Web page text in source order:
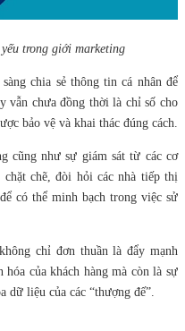
trong giới marketing
chia sẻ thông tin cá nhân để
vẫn chưa đồng thời là chỉ số cho
bảo vệ và khai thác đúng cách.
cũng như sự giám sát từ các cơ
chẽ, đòi hỏi các nhà tiếp thị
có thể minh bạch trong việc sử
không chỉ đơn thuần là đẩy mạnh
của khách hàng mà còn là sự
dữ liệu của các “thượng đế”.